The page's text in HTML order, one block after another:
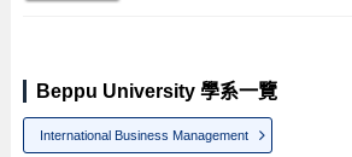
Beppu University 學系一覽
International Business Management